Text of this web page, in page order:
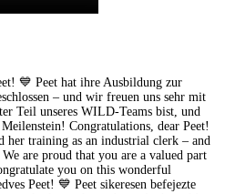
💙 Peet hat ihre Ausbildung zur
– und wir freuen uns sehr mit
Teil unseres WILD-Teams bist, und
Congratulations, dear Peet!
her training as an industrial clerk – and
are proud that you are a valued part
you on this wonderful
Peet! 💙 Peet sikeresen befejezte